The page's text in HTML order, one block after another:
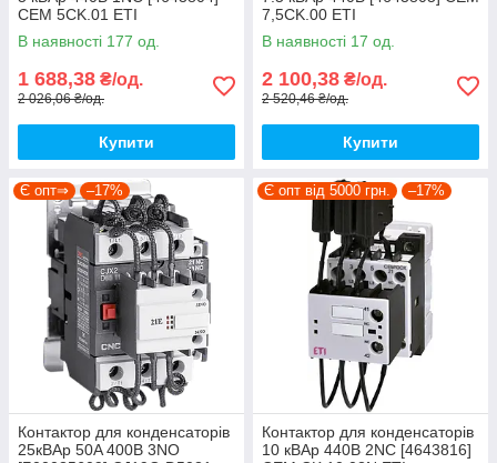
CEM 5CK.01 ETI
В наявності 177 од.
1 688,38 ₴/од.
2 026,06 ₴/од.
Купити
7,5CK.00 ETI
В наявності 17 од.
2 100,38 ₴/од.
2 520,46 ₴/од.
Купити
Є опт⇒ –17%
Контактор для конденсаторів
25кВАр 50A 400В 3NO
Є опт від 5000 грн. –17%
Контактор для конденсаторів
10 кВАр 440В 2NC [4643816]